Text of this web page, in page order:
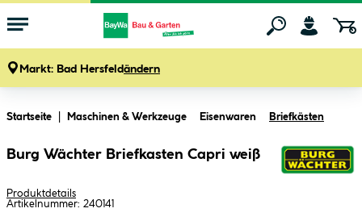
Markt: Bad Hersfeldändern
Startseite Maschinen & Werkzeuge Eisenwaren Briefkästen
Burg Wächter Briefkasten Capri weiß
Produktdetails
Artikelnummer: 240141